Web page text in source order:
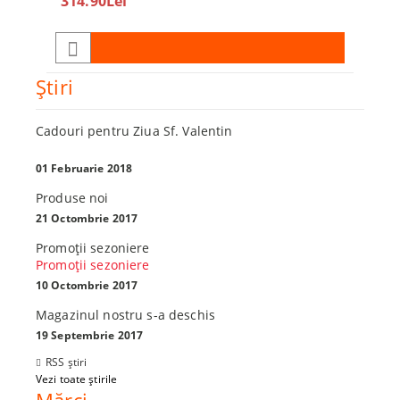
Ştiri
Cadouri pentru Ziua Sf. Valentin
01 Februarie 2018
Produse noi
21 Octombrie 2017
Promoţii sezoniere
Promoţii sezoniere
10 Octombrie 2017
Magazinul nostru s-a deschis
19 Septembrie 2017
RSS știri
Vezi toate știrile